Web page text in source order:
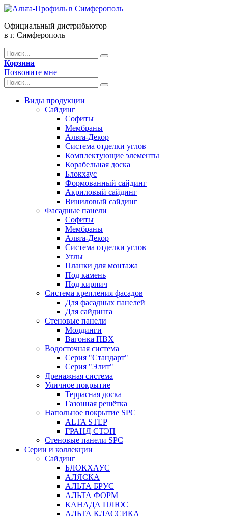
Официальный дистрибьютор
в г. Симферополь
Корзина
Позвоните мне
Виды продукции
Сайдинг
Софиты
Мембраны
Альта-Декор
Система отделки углов
Комплектующие элементы
Корабельная доска
Блокхаус
Формованный сайдинг
Акриловый сайдинг
Виниловый сайдинг
Фасадные панели
Софиты
Мембраны
Альта-Декор
Система отделки углов
Углы
Планки для монтажа
Под камень
Под кирпич
Система крепления фасадов
Для фасадных панелей
Для сайдинга
Стеновые панели
Молдинги
Вагонка ПВХ
Водосточная система
Серия "Стандарт"
Серия "Элит"
Дренажная система
Уличное покрытие
Террасная доска
Газонная решётка
Напольное покрытие SPC
ALTA STEP
ГРАНД СТЭП
Стеновые панели SPC
Серии и коллекции
Сайдинг
БЛОКХАУС
АЛЯСКА
АЛЬТА БРУС
АЛЬТА ФОРМ
КАНАДА ПЛЮС
АЛЬТА КЛАССИКА